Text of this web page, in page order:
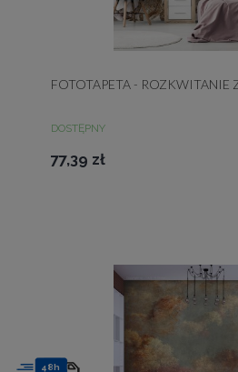
FOTOTAPETA - ROZKWITANIE
DOSTĘPNY
77,39 zł
48h